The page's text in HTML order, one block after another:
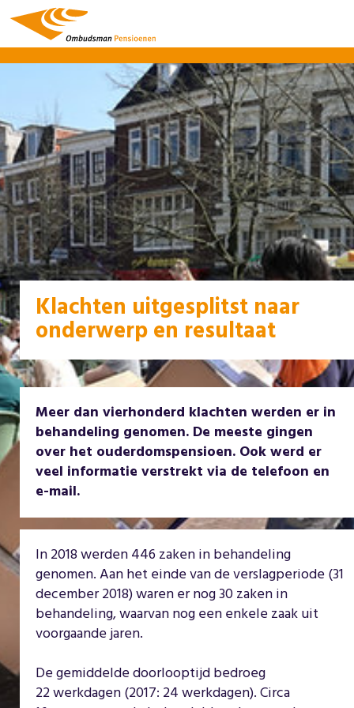
Klachten uitgesplitst naar
onderwerp en resultaat
Meer dan vierhonderd klachten werden er in
behandeling genomen. De meeste gingen
over het ouderdomspensioen. Ook werd er
veel informatie verstrekt via de telefoon en
e-mail.
In 2018 werden 446 zaken in behandeling
genomen. Aan het einde van de verslagperiode (31
december 2018) waren er nog 30 zaken in
behandeling, waarvan nog een enkele zaak uit
voorgaande jaren.
De gemiddelde doorlooptijd bedroeg
22 werkdagen (2017: 24 werkdagen). Circa